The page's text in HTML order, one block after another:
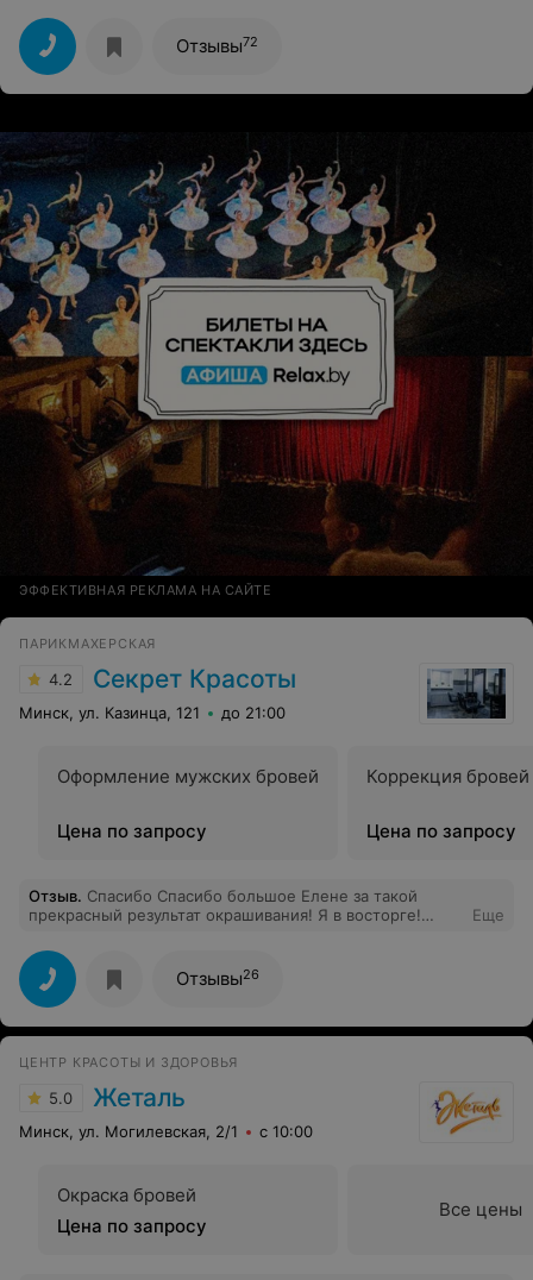
Отзывы72
ЭФФЕКТИВНАЯ РЕКЛАМА НА САЙТЕ
ПАРИКМАХЕРСКАЯ
4.2 Секрет Красоты
Минск, ул. Казинца, 121 до 21:00
Оформление мужских бровей
Цена по запросу
Коррекция бровей
Цена по запросу
Отзыв. Спасибо Спасибо большое Елене за такой
прекрасный результат окрашивания! Я в восторге!
Всегда приветливый персонал (администраторы и
мастера). Буду советовать всем, спасибо!
Еще
Отзывы26
ЦЕНТР КРАСОТЫ И ЗДОРОВЬЯ
5.0 Жеталь
Минск, ул. Могилевская, 2/1 с 10:00
Окраска бровей
Цена по запросу
Все цены